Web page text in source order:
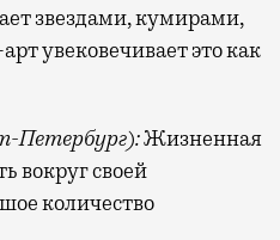
звездами, кумирами,
увековечивает это как
Петербург):Жизненная
вокруг своей
количество